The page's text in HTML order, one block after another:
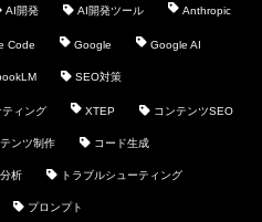
AI開発 AI開発ツール Anthropic
Code Google Google AI
SEO対策
ィング XTEP コンテンツSEO
ンツ制作 コード生成
析 トラブルシューティング
プロンプト